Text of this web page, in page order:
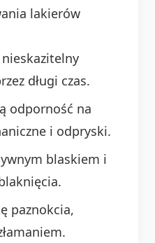
lakierów
długi czas.
odporność na
i odpryski.
blaskiem i
paznokcia,